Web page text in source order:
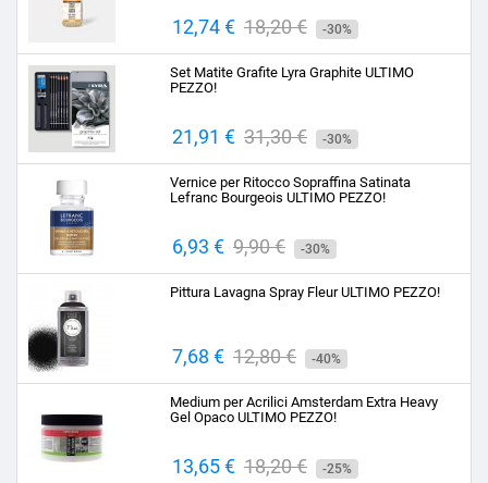
Prezzo
12,74 € Prezzo
base
18,20 € -30%
Set Matite Grafite Lyra Graphite ULTIMO
PEZZO!
Prezzo
21,91 € Prezzo
base
31,30 € -30%
Vernice per Ritocco Sopraffina Satinata
Lefranc Bourgeois ULTIMO PEZZO!
Prezzo
6,93 € Prezzo
base
9,90 € -30%
Pittura Lavagna Spray Fleur ULTIMO PEZZO!
Prezzo
7,68 € Prezzo
base
12,80 € -40%
Medium per Acrilici Amsterdam Extra Heavy
Gel Opaco ULTIMO PEZZO!
Prezzo
13,65 € Prezzo
18,20 € -25%